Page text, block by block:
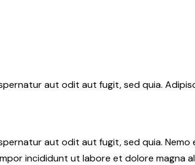
aut odit aut fugit, sed quia.
aut odit aut fugit, sed quia.
incididunt ut labore et dolore magna